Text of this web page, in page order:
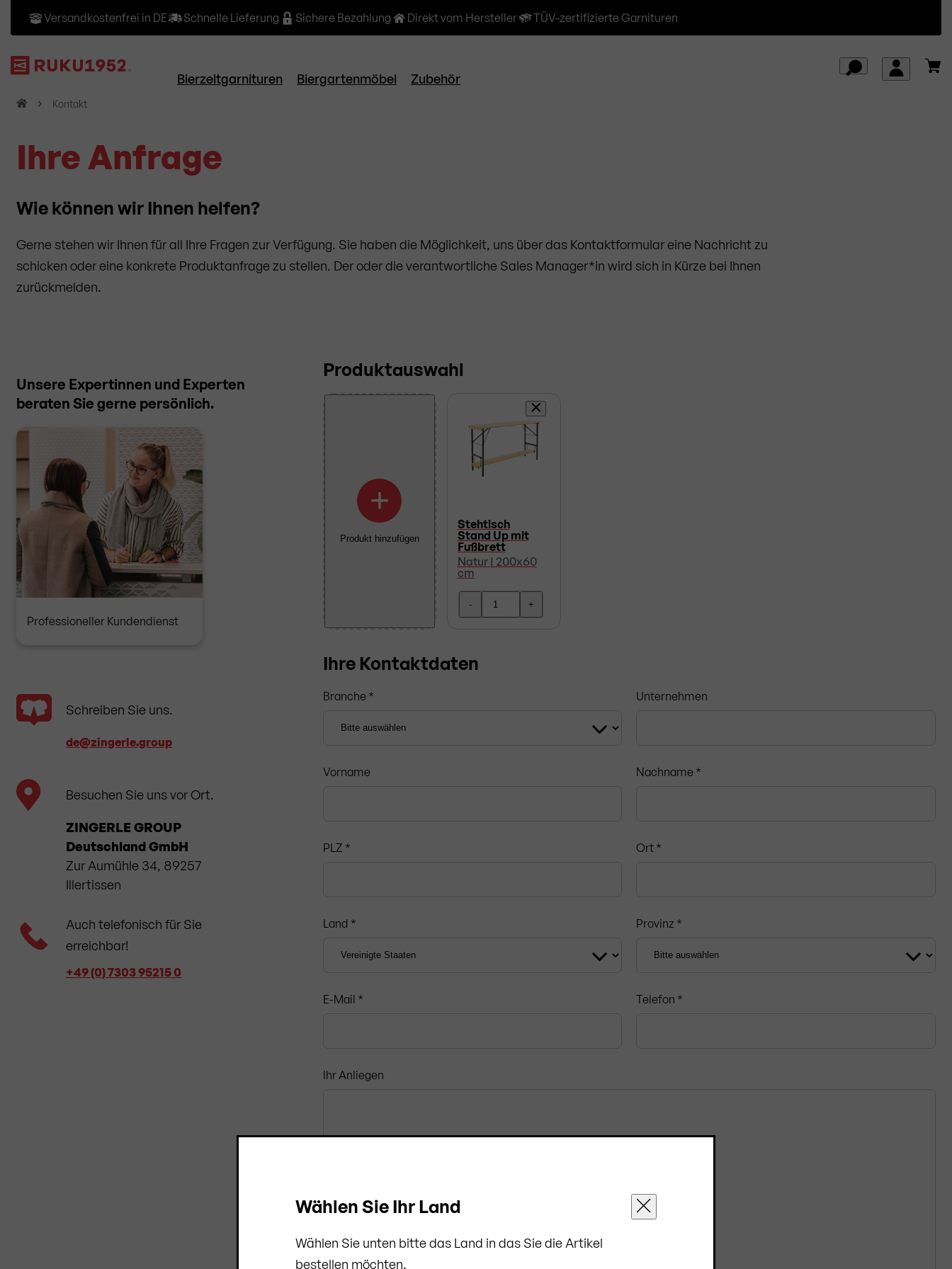
Versandkostenfrei in DE Schnelle Lieferung Sichere Bezahlung Direkt vom Hersteller TÜV-zertifizierte Garnituren
Bierzeltgarnituren Biergartenmöbel Zubehör
Kontakt
Ihre Anfrage
Wie können wir Ihnen helfen?
Gerne stehen wir Ihnen für all Ihre Fragen zur Verfügung. Sie haben die Möglichkeit, uns über das Kontaktformular eine Nachricht zu
schicken oder eine konkrete Produktanfrage zu stellen. Der oder die verantwortliche Sales Manager*in wird sich in Kürze bei Ihnen
zurückmelden.
Unsere Expertinnen und Experten
beraten Sie gerne persönlich.
Professioneller Kundendienst
Schreiben Sie uns.
de​@zingerle.group
Besuchen Sie uns vor Ort.
ZINGERLE GROUP
Deutschland GmbH
Zur Aumühle 34, 89257
Illertissen
Auch telefonisch für Sie
erreichbar!
+49 (0) 7303 95215 0
Produktauswahl
+
Produkt hinzufügen
Stehtisch
Stand Up mit
Fußbrett
Natur | 200x60
cm
- +
Ihre Kontaktdaten
Branche * Unternehmen
Vorname Nachname *
PLZ * Ort *
Land * Provinz *
E-Mail * Telefon *
Ihr Anliegen
Wählen Sie Ihr Land
Wählen Sie unten bitte das Land in das Sie die Artikel
bestellen möchten.